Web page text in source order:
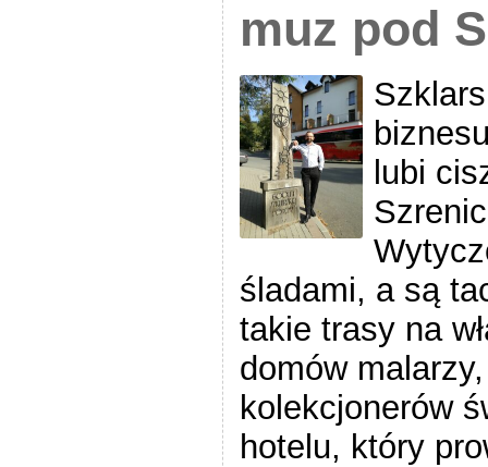
muz pod
lubi
śladami, a są
takie trasy na
domów
kolekcjonerów
hotelu, który